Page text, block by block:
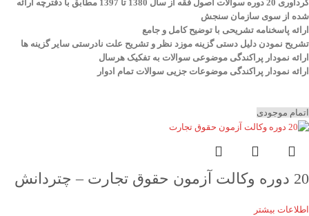
گرداوری 20 دوره سوالات اصول فقه از سال 1380 تا 1397 مطابق با دفترچه ارائه
شده از سوی سازمان سنجش
ارائه پاسخنامه تشریحی با توضیح کامل و جامع
تشریح نمودن دلیل دستی گزینه موزد نظر و تشریح علت نادرستی سایر گزینه ها
ارائه نمودار پراکندگی موضوعی سوالات به تفکیک هرسال
رائه نمودار پراکندگی موضوعات جزیی سوالات تمام ادوار
اتمام موجودی
20 دوره وکالت آزمون حقوق تجارت – چتردانش
اطلاعات بیشتر